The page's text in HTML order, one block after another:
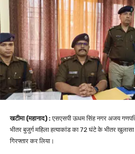
खटीमा (महानाद) :एसएसपी ऊधम सिंह नगर अजय
भीतर बुजुर्ग महिला हत्याकांड का 72 घंटे के भीतर
गिरफ्तार कर लिया।